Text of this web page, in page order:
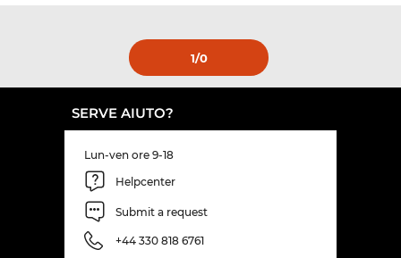
1/0
SERVE AIUTO?
Lun-ven ore 9-18
Helpcenter
Submit a request
+44 330 818 6761